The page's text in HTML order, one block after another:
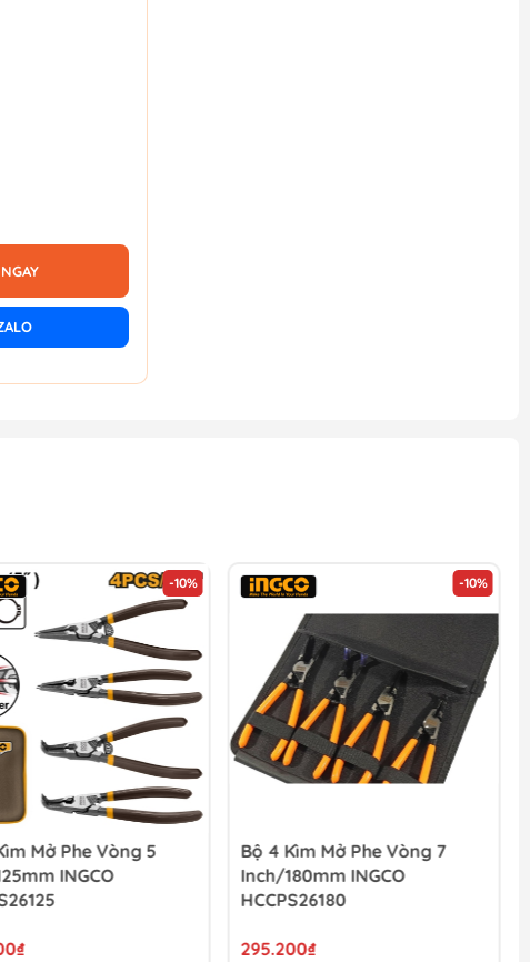
-10%
Mở Phe Vòng 5
INGCO
-10%
Bộ 4 Kìm Mở Phe Vòng 7
Inch/180mm INGCO
HCCPS26180
295.200₫